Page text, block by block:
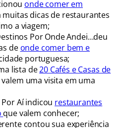
onde comer em
muitas dicas de restaurantes
a viagem;
Por Onde Andei…deu
de onde comer bem e
portuguesa;
lista de20 Cafés e Casas de
uma visita em uma
Aí indicou restaurantes
que valem conhecer;
contou sua experiência